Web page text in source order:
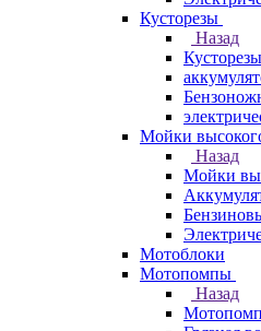
Кусторезы
Назад
Кусторезы
Мойки
Назад
Мойки
Мотоблоки
Мотопомпы
Назад